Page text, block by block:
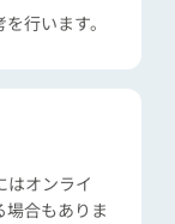
行います。
はオンライ
合もありま